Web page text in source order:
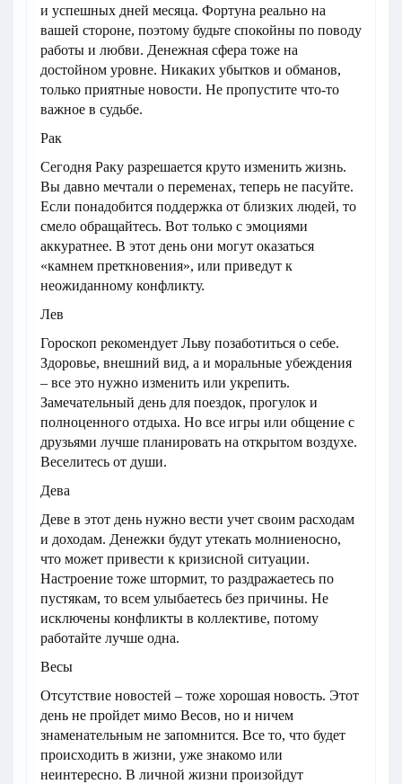
и успешных дней месяца. Фортуна реально на
вашей стороне, поэтому будьте спокойны по поводу
работы и любви. Денежная сфера тоже на
достойном уровне. Никаких убытков и обманов,
только приятные новости. Не пропустите что-то
важное в судьбе.
Рак
Сегодня Раку разрешается круто изменить жизнь.
Вы давно мечтали о переменах, теперь не пасуйте.
Если понадобится поддержка от близких людей, то
смело обращайтесь. Вот только с эмоциями
аккуратнее. В этот день они могут оказаться
«камнем преткновения», или приведут к
неожиданному конфликту.
Лев
Гороскоп рекомендует Льву позаботиться о себе.
Здоровье, внешний вид, а и моральные убеждения
– все это нужно изменить или укрепить.
Замечательный день для поездок, прогулок и
полноценного отдыха. Но все игры или общение с
друзьями лучше планировать на открытом воздухе.
Веселитесь от души.
Дева
Деве в этот день нужно вести учет своим расходам
и доходам. Денежки будут утекать молниеносно,
что может привести к кризисной ситуации.
Настроение тоже штормит, то раздражаетесь по
пустякам, то всем улыбаетесь без причины. Не
исключены конфликты в коллективе, потому
работайте лучше одна.
Весы
Отсутствие новостей – тоже хорошая новость. Этот
день не пройдет мимо Весов, но и ничем
знаменательным не запомнится. Все то, что будет
происходить в жизни, уже знакомо или
неинтересно. В личной жизни произойдут